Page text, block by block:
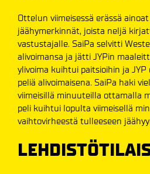
Ottelun viimeisessä erässä
jäähymerkinnät, joista neljä
vastustajalle. SaiPa selvitti
alivoimansa ja jätti JYPin
ylivoima kuihtui paitsioihin ja
peliä alivoimaisena. SaiPa haki
viimeisillä minuuteilla ottamalla
peli kuihtui lopulta viimeisellä
vaihtovirheestä tulleeseen